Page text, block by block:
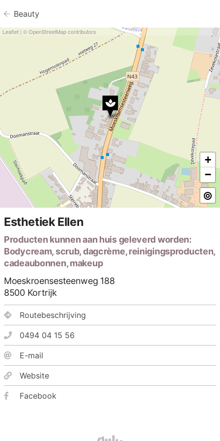
Beauty
+
−
Leaflet | ©OpenStreetMapcontributors
Esthetiek Ellen
Producten kunnen aan huis geleverd worden:
Bodycream, scrub, dagcrème, reinigingsproducten,
cadeaubonnen, makeup
Moeskroensesteenweg 188
8500 Kortrijk
Routebeschrijving
0494 04 15 56
E-mail
Website
Facebook